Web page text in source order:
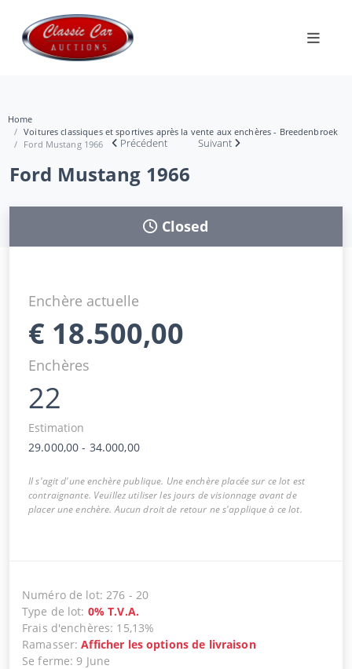
Home
Voitures classiques et sportives après la vente aux enchères - Breedenbroek
Ford Mustang 1966
Précédent Suivant
Ford Mustang 1966
Closed
Enchère actuelle
€ 18.500,00
Enchères
22
Estimation
29.000,00 - 34.000,00
Il s'agit d'une enchère publique. Une enchère placée sur ce lot est
contraignante. Veuillez utiliser les jours de visionnage avant de
placer une enchère. Aucun droit de retour ne s'applique à ce lot.
Numéro de lot:276 - 20
Type de lot: 0% T.V.A.
Frais d'enchères: 15,13%
Ramasser:Afficher les options de livraison
Se ferme: 9 June